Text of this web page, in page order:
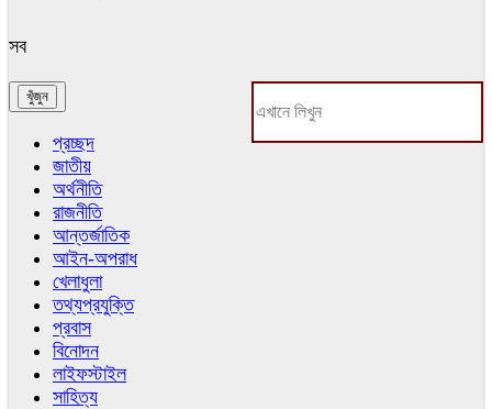
সব
প্রচ্ছদ
জাতীয়
অর্থনীতি
রাজনীতি
আন্তর্জাতিক
আইন-অপরাধ
খেলাধুলা
তথ্যপ্রযুক্তি
প্রবাস
বিনোদন
লাইফস্টাইল
সাহিত্য